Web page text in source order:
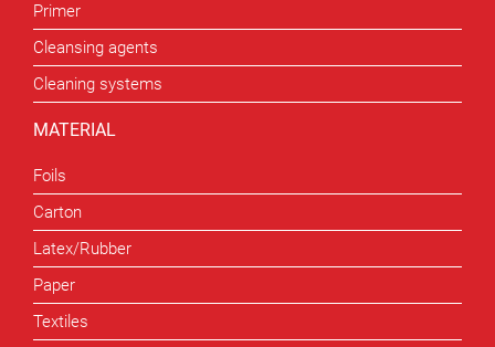
Primer
Cleansing agents
Cleaning systems
MATERIAL
Foils
Carton
Latex/Rubber
Paper
Textiles